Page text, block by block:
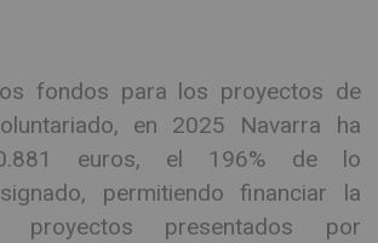
fondos para los proyectos de
en 2025 Navarra ha
euros, el 196% de lo
permitiendo financiar la
proyectos presentados por